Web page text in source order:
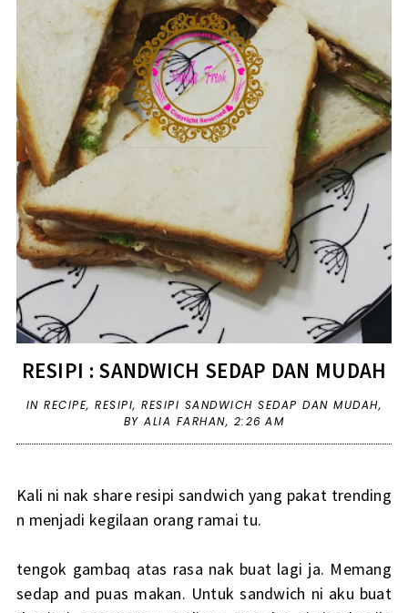
RESIPI : SANDWICH SEDAP DAN MUDAH
INRECIPE,RESIPI,RESIPI SANDWICH SEDAP DAN MUDAH,
BY ALIA FARHAN, 2:26 AM
Kali ni nak share resipi sandwich yang pakat trending
n menjadi kegilaan orang ramai tu.
tengok gambaq atas rasa nak buat lagi ja. Memang
sedap and puas makan. Untuk sandwich ni aku buat